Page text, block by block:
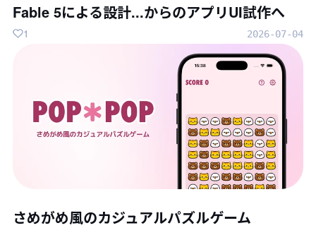
Fable 5による設計...からのアプリUI試作へ
2026-07-04
1
さめがめ風のカジュアルパズルゲーム